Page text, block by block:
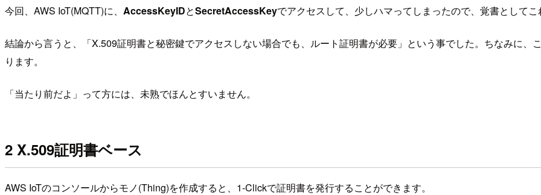
今回、AWS IoT(MQTT)に、 AccessKeyIDとSecretAccessKeyでアクセスして、少しハマってしまったので、覚書としてこ
結論から言うと、「X.509証明書と秘密鍵でアクセスしない場合でも、ルート証明書が必要」という事でした。ちなみに、こ
ります。
「当たり前だよ」って方には、未熟でほんとすいません。
2 X.509証明書ベース
AWS IoTのコンソールからモノ(Thing)を作成すると、1-Clickで証明書を発行することができます。